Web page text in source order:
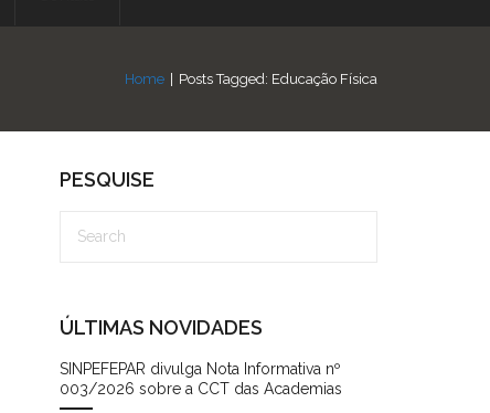
Home Posts Tagged: Educação Física
PESQUISE
ÚLTIMAS NOVIDADES
SINPEFEPAR divulga Nota Informativa nº
003/2026 sobre a CCT das Academias